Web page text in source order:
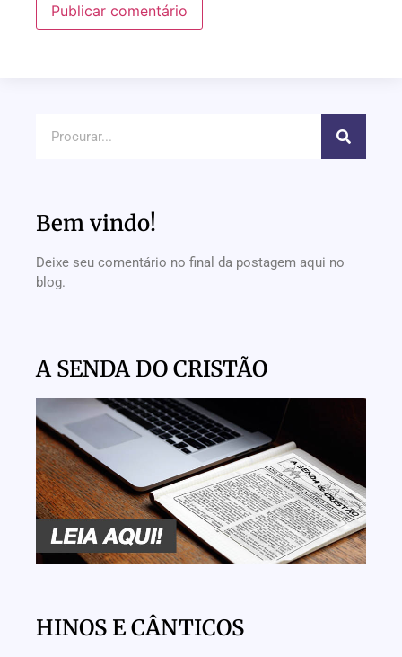
Bem vindo!
Deixe seu comentário no final da postagem aqui no
blog.
A SENDA DO CRISTÃO
HINOS E CÂNTICOS